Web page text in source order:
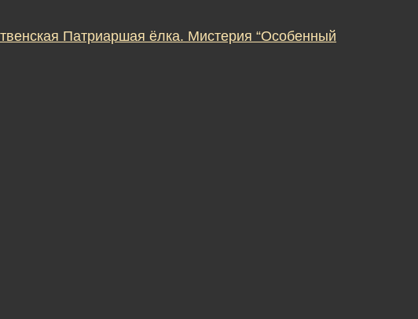
Патриаршая ёлка. Мистерия “Особенный